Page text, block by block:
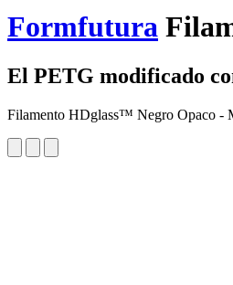
Formfutura
El PETG modificado
Filamento HDglass™ Negro Opaco -